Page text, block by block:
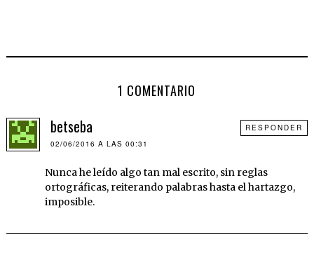
1 COMENTARIO
betseba
02/06/2016 A LAS 00:31
Nunca he leído algo tan mal escrito, sin reglas
ortográficas, reiterando palabras hasta el hartazgo,
imposible.
RESPONDER